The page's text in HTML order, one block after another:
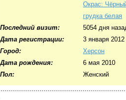
Окрас:
грудка белая
Последний визит:
5054 дня
Дата регистрации:
3 января 2012
Город:
Херсон
Дата рождения:
6 мая 2010
Пол:
Женский